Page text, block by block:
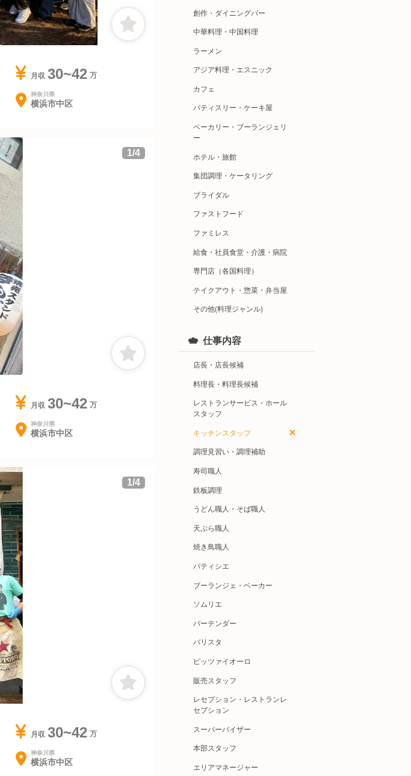
月収 30~42
神奈川県
横浜市中区
1/4
月収 30~42
神奈川県
横浜市中区
1/4
月収 30~42
神奈川県
横浜市中区
創作・ダイニングバー
中華料理・中国料理
ラーメン
アジア料理・エスニック
カフェ
パティスリー・ケーキ屋
ベーカリー・ブーランジェリ
ー
ホテル・旅館
集団調理・ケータリング
ブライダル
ファストフード
ファミレス
給食・社員食堂・介護・病院
専門店（各国料理）
テイクアウト・惣菜・弁当屋
その他(料理ジャンル)
仕事内容
店長・店長候補
料理長・料理長候補
レストランサービス・ホール
スタッフ
キッチンスタッフ
調理見習い・調理補助
寿司職人
鉄板調理
うどん職人・そば職人
天ぷら職人
焼き鳥職人
パティシエ
ブーランジェ・ベーカー
ソムリエ
バーテンダー
バリスタ
ピッツァイオーロ
販売スタッフ
レセプション・レストランレ
セプション
スーパーバイザー
本部スタッフ
エリアマネージャー